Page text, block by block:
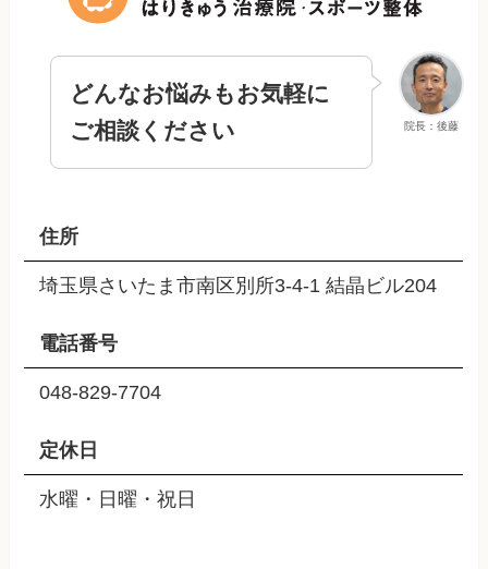
院長：後藤
どんなお悩みもお気軽に
ご相談ください
住所
埼玉県さいたま市南区別所3-4-1 結晶ビル204
電話番号
048-829-7704
定休日
水曜・日曜・祝日